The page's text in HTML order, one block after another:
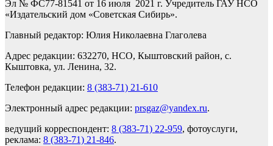
Эл № ФС77-81541 от 16 июля 2021 г. Учредитель ГАУ НСО
«Издательский дом «Советская Сибирь».
Главный редактор: Юлия Николаевна Глаголева
Адрес редакции: 632270, НСО, Кыштовский район, с.
Кыштовка, ул. Ленина, 32.
Телефон редакции: 8 (383-71) 21-610
Электронный адрес редакции: prsgaz@yandex.ru.
ведущий корреспондент: 8 (383-71) 22-959, фотоуслуги,
реклама: 8 (383-71) 21-846.